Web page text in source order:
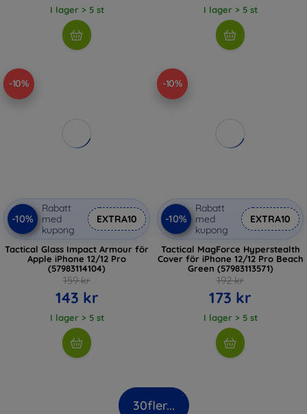
I lager > 5 st I lager > 5 st
-10%
-10%
Rabatt
med
kupong
EXTRA10
Tactical Glass Impact Armour för
Apple iPhone 12/12 Pro
(57983114104)
159 kr
143 kr
I lager > 5 st
-10%
-10%
Rabatt
med
kupong
EXTRA10
Tactical MagForce Hyperstealth
Cover för iPhone 12/12 Pro Beach
Green (57983113571)
192 kr
173 kr
I lager > 5 st
30fler...